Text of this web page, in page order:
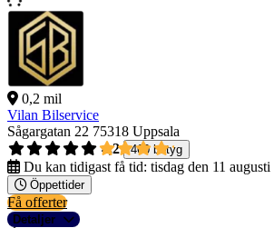
0,2 mil
Vilan Bilservice
Sågargatan 22 75318 Uppsala
4,2
460 betyg
Du kan tidigast få tid: tisdag den 11 augusti
Öppettider
Få offerter
Detaljer